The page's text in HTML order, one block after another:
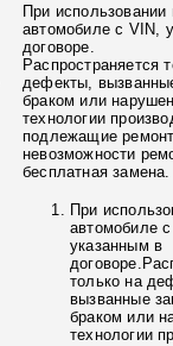
При использовании
автомобиле с VIN,
договоре.
Распространяется
дефекты,
браком или
технологии
подлежащие
невозможности
бесплатная замена.
При
автомобиле
указанным в
только на
вызванные
браком или
технологии